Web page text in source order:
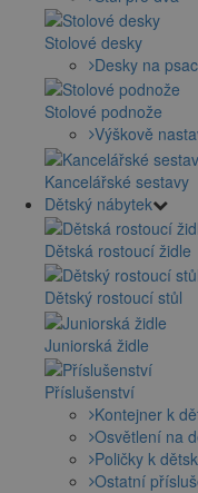
Stolové desky
Desky na
Stolové podnože
Výškově
Kancelářské sestavy
Dětský nábytek
Dětská rostoucí židle
Dětský rostoucí stůl
Juniorská židle
Příslušenství
Kontejner k
Osvětlení na
Poličky k
Ostatní